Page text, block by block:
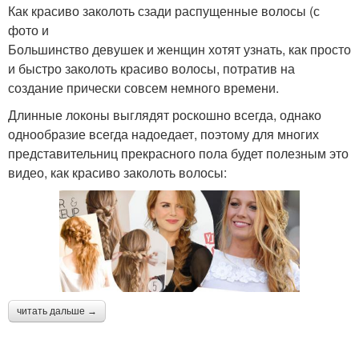
Как красиво заколоть сзади распущенные волосы (с
фото и
Большинство девушек и женщин хотят узнать, как просто
и быстро заколоть красиво волосы, потратив на
создание прически совсем немного времени.
Длинные локоны выглядят роскошно всегда, однако
однообразие всегда надоедает, поэтому для многих
представительниц прекрасного пола будет полезным это
видео, как красиво заколоть волосы:
читать дальше →